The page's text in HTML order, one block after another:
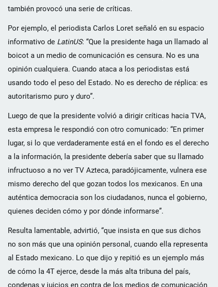
también provocó una serie de críticas.
Por ejemplo, el periodista Carlos Loret señaló en su espacio
informativo de LatinUS: “Que la presidente haga un llamado al
boicot a un medio de comunicación es censura. No es una
opinión cualquiera. Cuando ataca a los periodistas está
usando todo el peso del Estado. No es derecho de réplica: es
autoritarismo puro y duro”.
Luego de que la presidente volvió a dirigir críticas hacia TVA,
esta empresa le respondió con otro comunicado: “En primer
lugar, si lo que verdaderamente está en el fondo es el derecho
a la información, la presidente debería saber que su llamado
infructuoso a no ver TV Azteca, paradójicamente, vulnera ese
mismo derecho del que gozan todos los mexicanos. En una
auténtica democracia son los ciudadanos, nunca el gobierno,
quienes deciden cómo y por dónde informarse”.
Resulta lamentable, advirtió, “que insista en que sus dichos
no son más que una opinión personal, cuando ella representa
al Estado mexicano. Lo que dijo y repitió es un ejemplo más
de cómo la 4T ejerce, desde la más alta tribuna del país,
condenas y juicios en contra de los medios de comunicación